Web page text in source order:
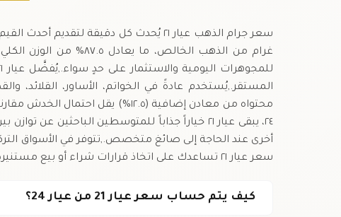
غرام من الذهب الخالص، ما
المستقر.,يُستخدم عادةً في الخواتم، الأساور، القلائد،
سعر عيار ٢١ تساعدك على اتخاذ قرارات شراء أو بيع مستنيرة في الوقت المناسب.
كيف يتم حساب سعر عيار 21 من عيار 24؟